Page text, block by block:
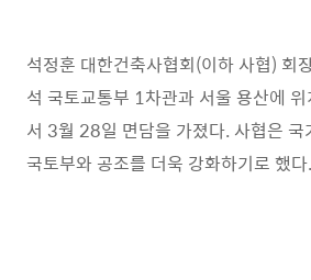
석정훈 대한건축사협회(이하 사협) 회
석 국토교통부 1차관과 서울 용산에
서 3월 28일 면담을 가졌다. 사협은 국
국토부와 공조를 더욱 강화하기로 했다.